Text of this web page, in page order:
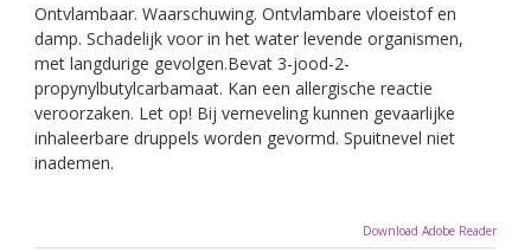
Ontvlambaar. Waarschuwing. Ontvlambare vloeistof en
damp. Schadelijk voor in het water levende organismen,
met langdurige gevolgen.Bevat 3-jood-2-
propynylbutylcarbamaat. Kan een allergische reactie
veroorzaken. Let op! Bij verneveling kunnen gevaarlijke
inhaleerbare druppels worden gevormd. Spuitnevel niet
inademen.
Download Adobe Reader